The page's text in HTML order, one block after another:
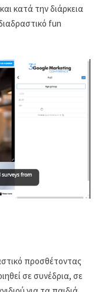
κατά την διάρκεια
fun
προσθέτοντας
σε συνέδρια, σε